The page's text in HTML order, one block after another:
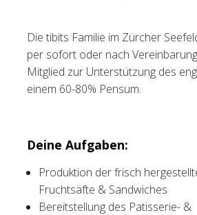
Login
Schweiz (DE)
Die tibits Familie im Zürcher
per sofort oder nach
Mitglied zur Unterstützung des
einem 60-80% Pensum.
Deine Aufgaben:
Produktion der frisch
Fruchtsäfte & Sandwiches
Bereitstellung des Patisserie- &